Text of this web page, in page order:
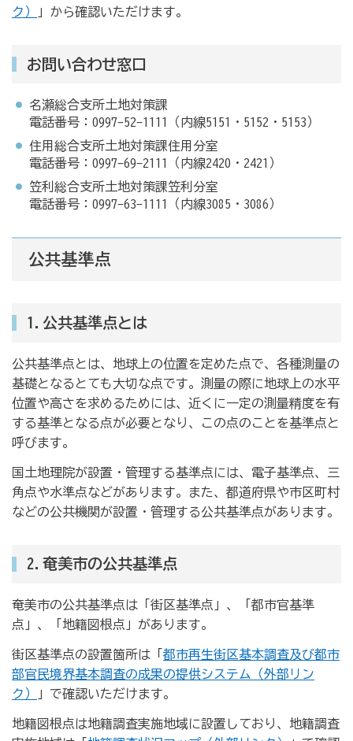
ク）
」から確認いただけます。
お問い合わせ窓口
名瀬総合支所土地対策課
電話番号：0997-52-1111（内線5151・5152・5153）
住用総合支所土地対策課住用分室
電話番号：0997-69-2111（内線2420・2421）
笠利総合支所土地対策課笠利分室
電話番号：0997-63-1111（内線3085・3086）
公共基準点
1.公共基準点とは
公共基準点とは、地球上の位置を定めた点で、各種測量の
基礎となるとても大切な点です。測量の際に地球上の水平
位置や高さを求めるためには、近くに一定の測量精度を有
する基準となる点が必要となり、この点のことを基準点と
呼びます。
国土地理院が設置・管理する基準点には、電子基準点、三
角点や水準点などがあります。また、都道府県や市区町村
などの公共機関が設置・管理する公共基準点があります。
2.奄美市の公共基準点
奄美市の公共基準点は「街区基準点」、「都市官基準
点」、「地籍図根点」があります。
街区基準点の設置箇所は「 都市再生街区基本調査及び都市
部官民境界基本調査の成果の提供システム（外部リン
ク）
」で確認いただけます。
地籍図根点は地籍調査実施地域に設置しており、地籍調査